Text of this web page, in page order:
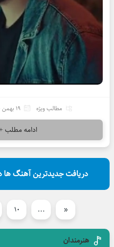
مطالب ویژه 19 بهمن 1400
ادامه مطلب
دریافت جدیدترین آهنگ ها
10 ... «
هنرمندان